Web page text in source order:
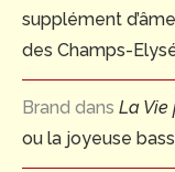
supplément
des Champs-
Brand dans La Vie
ou la joyeuse